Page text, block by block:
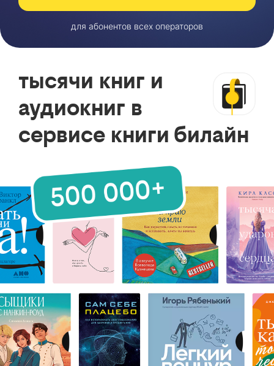
для абонентов всех операторов
тысячи книг и
аудиокниг в
сервисе книги билайн